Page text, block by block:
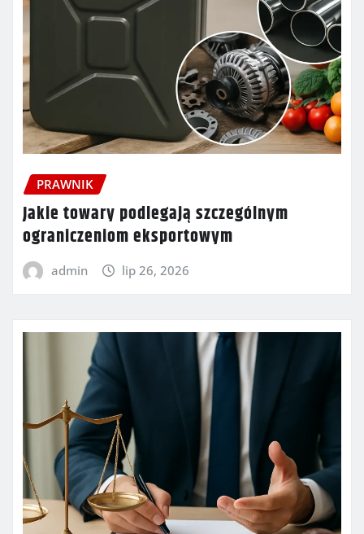
PRAWNIK
Jakie towary podlegają szczególnym
ograniczeniom eksportowym
admin lip 26, 2026